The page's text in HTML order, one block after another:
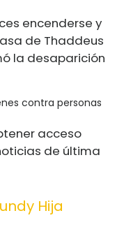
encenderse y
de Thaddeus
la desaparición
contra personas
acceso
de última
Hija